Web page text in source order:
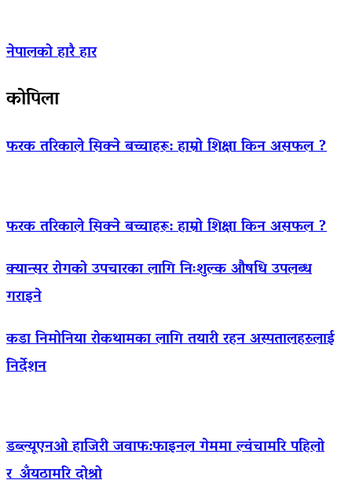
नेपालको हारै हार
कोपिला
फरक तरिकाले सिक्ने बच्चाहरू: हाम्रो शिक्षा किन असफल ?
फरक तरिकाले सिक्ने बच्चाहरू: हाम्रो शिक्षा किन असफल ?
क्यान्सर रोगको उपचारका लागि निःशुल्क औषधि उपलब्ध
गराइने
कडा निमोनिया रोकथामका लागि तयारी रहन अस्पतालहरुलाई
निर्देशन
डब्ल्यूएनओ हाजिरी जवाफ:फाइनल गेममा ल्वंचामरि पहिलो
र अँयठामरि दोश्रो